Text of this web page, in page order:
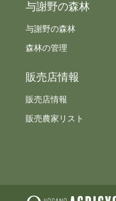
与謝野の森林
与謝野の森林
森林の管理
販売店情報
販売店情報
販売農家リスト